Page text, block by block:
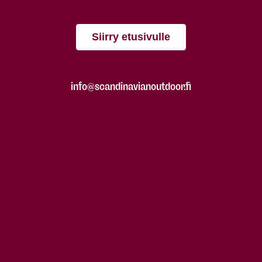
Siirry etusivulle
info@scandinavianoutdoor.fi